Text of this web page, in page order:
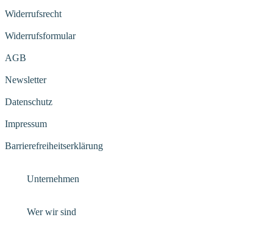
Widerrufsrecht
Widerrufsformular
AGB
Newsletter
Datenschutz
Impressum
Barrierefreiheitserklärung
Unternehmen
Wer wir sind